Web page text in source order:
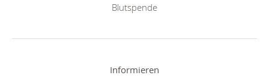
Blutspende
Informieren